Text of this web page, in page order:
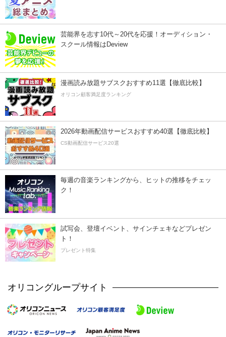
芸能界を志す10代～20代を応援！オーディション・
スクール情報はDeview
漫画読み放題サブスクおすすめ11選【徹底比較】
オリコン顧客満足度ランキング
2026年動画配信サービスおすすめ40選【徹底比較】
CS動画配信サービス20選
毎週の音楽ランキングから、ヒットの推移をチェッ
ク！
試写会、登壇イベント、サインチェキなどプレゼン
ト！
プレゼント特集
オリコングループサイト